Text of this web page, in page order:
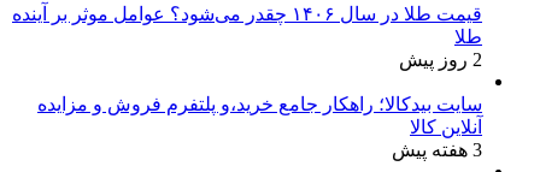
بیانیه‌ای اعلام کرد که دستور داده است تا ارتش
اسرائیل از رسیدن کشتی به غزه جلوگیری کند و به
فعالان حاضر هشدار داده بود که باید بازگردند.
قیمت طلا در سال ۱۴۰۶ چقدر می‌شود؟ عوامل موثر بر آینده
طلا
2 روز پیش
سایت بیدکالا؛ راهکار جامع خرید،و پلتفرم فروش و مزایده
آنلاین کالا
3 هفته پیش